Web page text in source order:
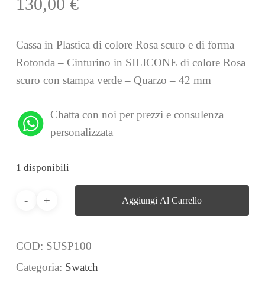
Cassa in Plastica di colore Rosa scuro e di forma
Rotonda – Cinturino in SILICONE di colore Rosa
scuro con stampa verde – Quarzo – 42 mm
Chatta con noi per prezzi e consulenza
personalizzata
1 disponibili
Aggiungi Al Carrello
COD: SUSP100
Categoria: Swatch